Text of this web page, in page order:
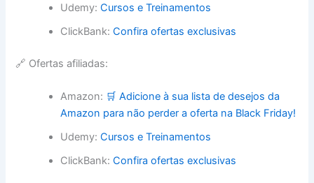
Udemy:Cursos e Treinamentos
ClickBank:Confira ofertas exclusivas
🔗 Ofertas afiliadas:
Amazon: 🛒 Adicione à sua lista de desejos da
Amazon para não perder a oferta na Black Friday!
Udemy:Cursos e Treinamentos
ClickBank:Confira ofertas exclusivas